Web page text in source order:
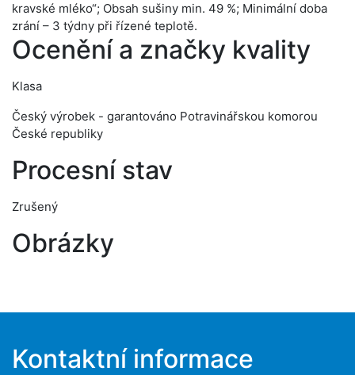
kravské mléko“; Obsah sušiny min. 49 %; Minimální doba
zrání – 3 týdny při řízené teplotě.
Ocenění a značky kvality
Klasa
Český výrobek - garantováno Potravinářskou komorou
České republiky
Procesní stav
Zrušený
Obrázky
Kontaktní informace